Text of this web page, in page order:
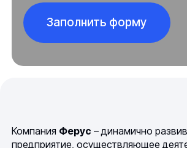
Заполнить форму
Компания Ферус – динамично
предприятие, осуществляющее